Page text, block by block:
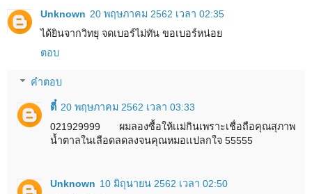
Unknown 20 พฤษภาคม 2562 เวลา 02:35
ได้ยินจากวิทยุ จดเบอร์ไม่ทัน ขอเบอร์หน่อย
ตอบ
คำตอบ
ตี๋ 20 พฤษภาคม 2562 เวลา 03:33
021929999 ผมลองซื้อให้เเม่กินเพราะเชื่อถือคุณสุภาพ
น้ำตาลในเลือดลดลงจนคุณหมอเเปลกใจ 55555
Unknown 10 มิถุนายน 2562 เวลา 02:50